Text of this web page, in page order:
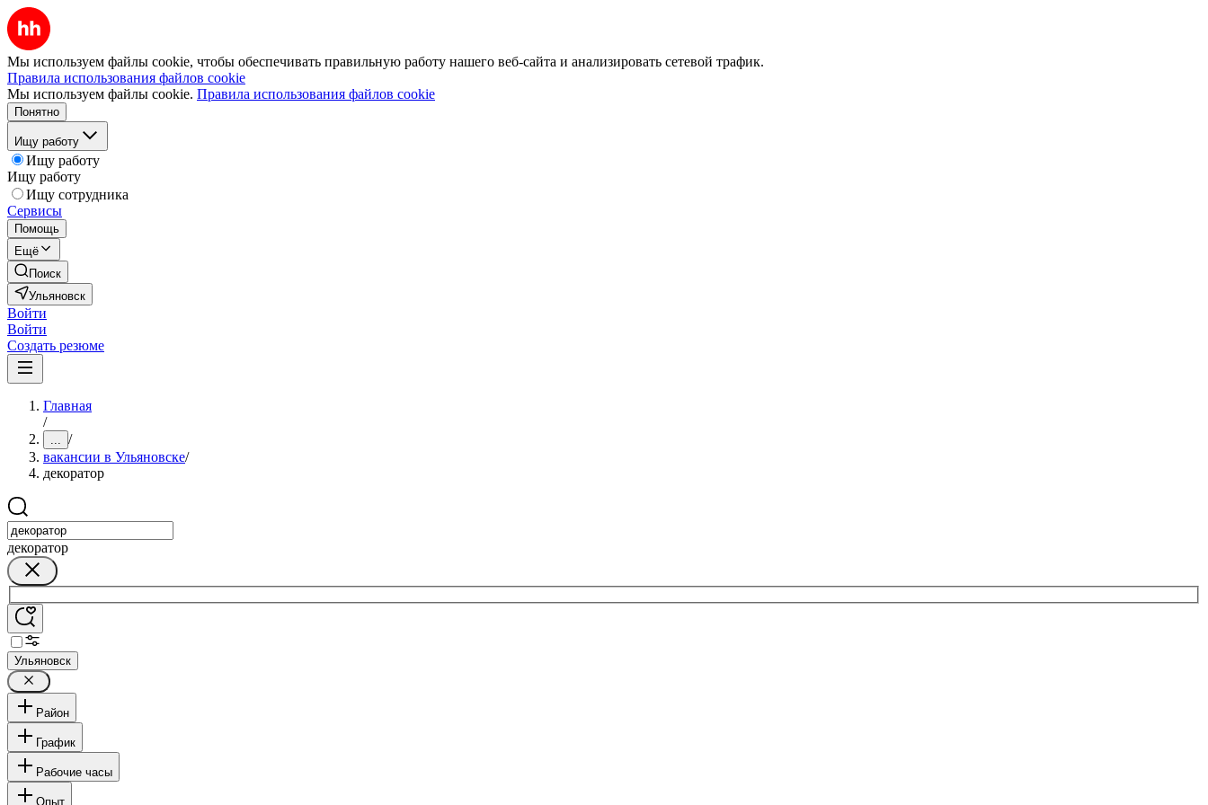
Мы используем файлы cookie, чтобы обеспечивать правильную работу нашего веб-сайта и анализировать сетевой трафик.
Правила использования файлов cookie
Мы используем файлы cookie. Правила использования файлов cookie
Понятно
Ищу работу
Ищу работу
Ищу работу
Ищу сотрудника
Сервисы
Помощь
Ещё
Поиск
Ульяновск
Войти
Войти
Создать резюме
Главная
/
... /
вакансии в Ульяновске/
декоратор
декоратор
Ульяновск
Район
График
Рабочие часы
Опыт